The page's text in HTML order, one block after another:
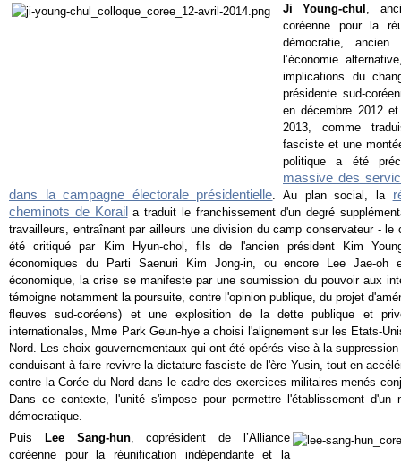
Ji Young-chul ,
coréenne pour la
démocratie,
l’économie
implications du
présidente sud-
en décembre 2012
2013, comme
fasciste et une
politique a été
massive des
dans la campagne électorale présidentielle . Au plan social, la
cheminots de Korail a traduit le franchissement d'un degré
travailleurs, entraînant par ailleurs une division du camp conservateur - le
été critiqué par Kim Hyun-chol, fils de l'ancien président Kim
économiques du Parti Saenuri Kim Jong-in, ou encore Lee Jae-oh
économique, la crise se manifeste par une soumission du pouvoir aux
témoigne notamment la poursuite, contre l'opinion publique, du projet
fleuves sud-coréens) et une explosition de la dette publique et
internationales, Mme Park Geun-hye a choisi l'alignement sur les Etats-
Nord. Les choix gouvernementaux qui ont été opérés vise à la
conduisant à faire revivre la dictature fasciste de l'ère Yusin, tout en
contre la Corée du Nord dans le cadre des exercices militaires menés
Dans ce contexte, l'unité s'impose pour permettre l'établissement d'un
démocratique.
Puis Lee Sang-hun, coprésident de l’Alliance
coréenne pour la réunification indépendante et la